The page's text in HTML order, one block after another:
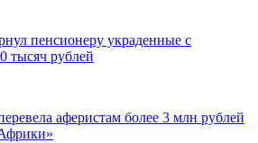
пенсионеру украденные с
тысяч рублей
аферистам более 3 млн рублей